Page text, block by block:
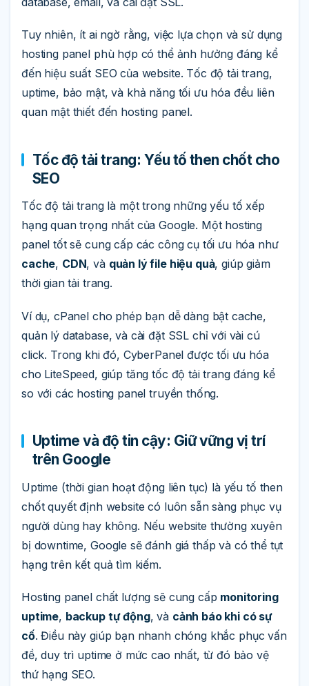
Tuy nhiên, ít ai ngờ rằng, việc lựa chọn và sử dụng
hosting panel phù hợp có thể ảnh hưởng đáng kể
đến hiệu suất SEO của website. Tốc độ tải trang,
uptime, bảo mật, và khả năng tối ưu hóa đều liên
quan mật thiết đến hosting panel.
Tốc độ tải trang: Yếu tố then chốt cho
SEO
Tốc độ tải trang là một trong những yếu tố xếp
hạng quan trọng nhất của Google. Một hosting
panel tốt sẽ cung cấp các công cụ tối ưu hóa như
cache, CDN, và quản lý file hiệu quả, giúp giảm
thời gian tải trang.
Ví dụ, cPanel cho phép bạn dễ dàng bật cache,
quản lý database, và cài đặt SSL chỉ với vài cú
click. Trong khi đó, CyberPanel được tối ưu hóa
cho LiteSpeed, giúp tăng tốc độ tải trang đáng kể
so với các hosting panel truyền thống.
Uptime và độ tin cậy: Giữ vững vị trí
trên Google
Uptime (thời gian hoạt động liên tục) là yếu tố then
chốt quyết định website có luôn sẵn sàng phục vụ
người dùng hay không. Nếu website thường xuyên
bị downtime, Google sẽ đánh giá thấp và có thể tụt
hạng trên kết quả tìm kiếm.
Hosting panel chất lượng sẽ cung cấp monitoring
uptime, backup tự động, và cảnh báo khi có sự
cố. Điều này giúp bạn nhanh chóng khắc phục vấn
đề, duy trì uptime ở mức cao nhất, từ đó bảo vệ
thứ hạng SEO.